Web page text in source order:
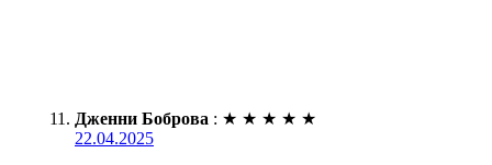
Дженни Боброва : ★ ★ ★ ★ ★
22.04.2025